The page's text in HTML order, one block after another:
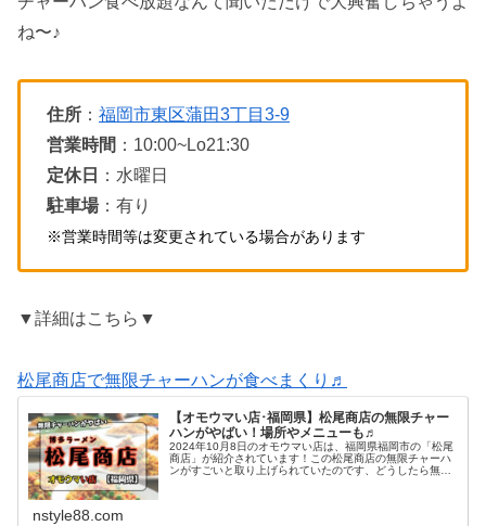
ね〜♪
住所 ： 福岡市東区蒲田3丁目3-9
営業時間 ：10:00~Lo21:30
定休日
：水曜日
駐車場：有り
※営業時間等は変更されている場合があります
▼詳細はこちら▼
松尾商店で無限チャーハンが食べまくり♬
【オモウマい店･福岡県】松尾商店の無限チャー
ハンがやばい！場所やメニューも♬
2024年10月8日のオモウマい店は、福岡県福岡市の「松尾
商店」が紹介されています！この松尾商店の無限チャーハ
ンがすごいと取り上げられていたのです、どうしたら無限
nstyle88.com